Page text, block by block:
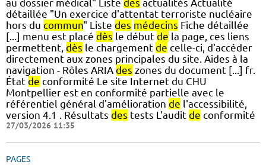
au dossier médical" Liste des actualités Actualité
détaillée "Un exercice d'attentat terroriste nucléaire
hors du commun" Liste des médecins Fiche détaillée
[...] menu est placé dès le début de la page, ces liens
permettent, dès le chargement de celle-ci, d'accéder
directement aux zones principales du site. Aides à la
navigation - Rôles ARIA des zones du document [...] fr.
État de conformité Le site Internet du CHU
Montpellier est en conformité partielle avec le
référentiel général d'amélioration de l'accessibilité,
version 4.1 . Résultats des tests L'audit de conformité
27/03/2026 11:35
PAGES